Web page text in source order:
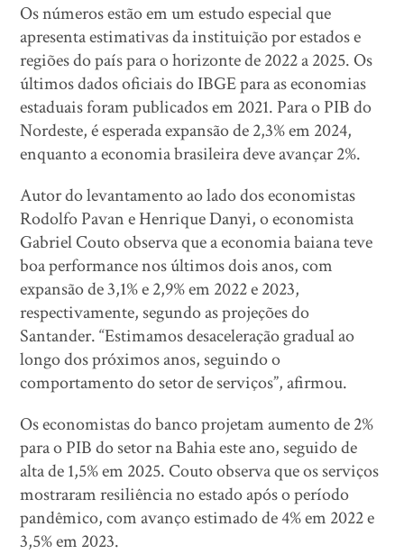
Os números estão em um estudo especial que
apresenta estimativas da instituição por estados e
regiões do país para o horizonte de 2022 a 2025. Os
últimos dados oficiais do IBGE para as economias
estaduais foram publicados em 2021. Para o PIB do
Nordeste, é esperada expansão de 2,3% em 2024,
enquanto a economia brasileira deve avançar 2%.
Autor do levantamento ao lado dos economistas
Rodolfo Pavan e Henrique Danyi, o economista
Gabriel Couto observa que a economia baiana teve
boa performance nos últimos dois anos, com
expansão de 3,1% e 2,9% em 2022 e 2023,
respectivamente, segundo as projeções do
Santander. “Estimamos desaceleração gradual ao
longo dos próximos anos, seguindo o
comportamento do setor de serviços”, afirmou.
Os economistas do banco projetam aumento de 2%
para o PIB do setor na Bahia este ano, seguido de
alta de 1,5% em 2025. Couto observa que os serviços
mostraram resiliência no estado após o período
pandêmico, com avanço estimado de 4% em 2022 e
3,5% em 2023.